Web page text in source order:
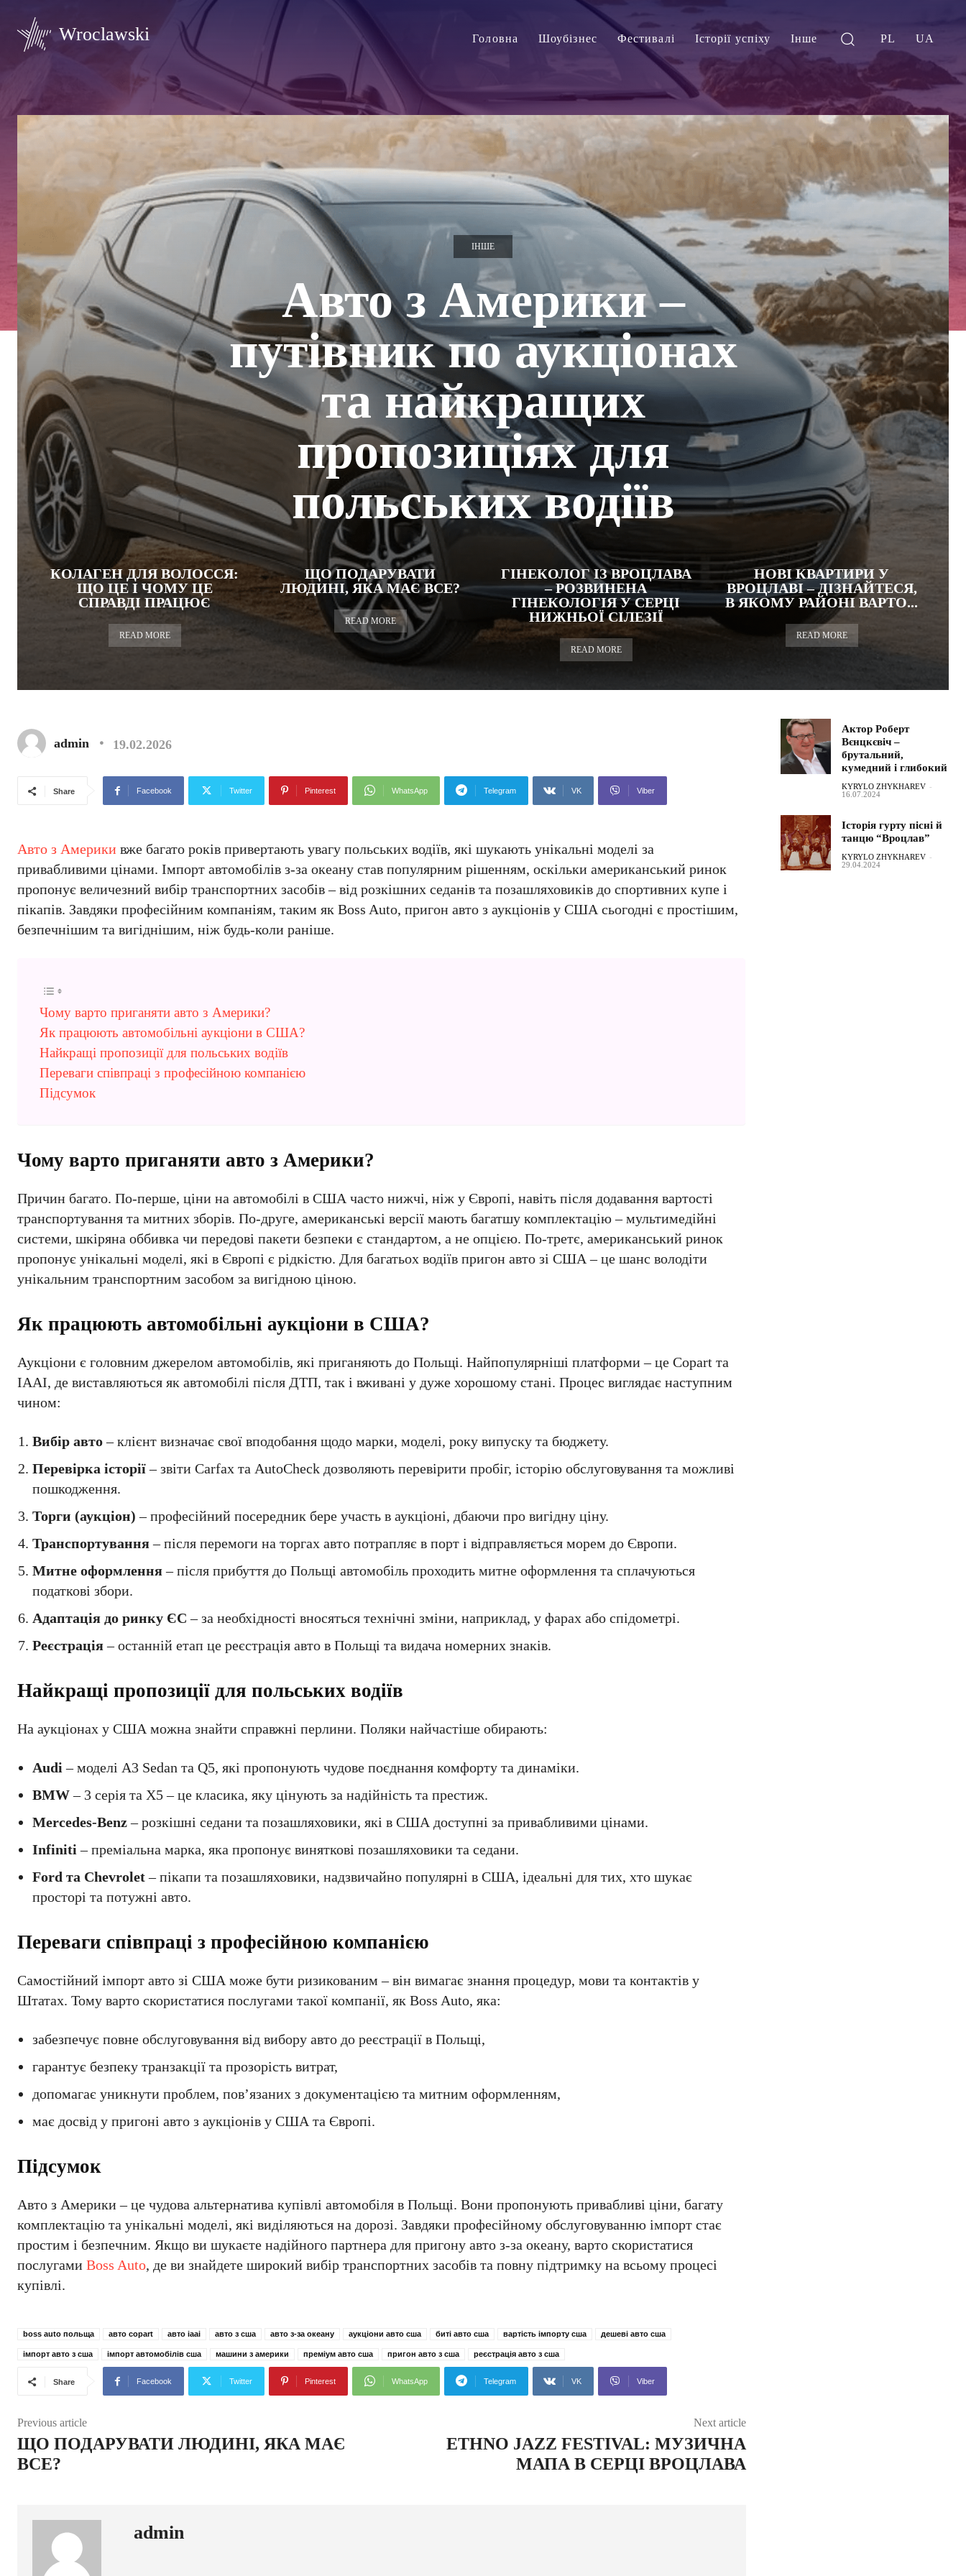
Wroclawski Головна Шоубізнес Фестивалі Історії успіху Інше PL UA
ІНШЕ
Авто з Америки –
путівник по аукціонах
та найкращих
пропозиціях для
польських водіїв
КОЛАГЕН ДЛЯ ВОЛОССЯ:
ЩО ЦЕ І ЧОМУ ЦЕ
СПРАВДІ ПРАЦЮЄ
READ MORE
ЩО ПОДАРУВАТИ
ЛЮДИНІ, ЯКА МАЄ ВСЕ?
READ MORE
ГІНЕКОЛОГ ІЗ ВРОЦЛАВА
– РОЗВИНЕНА
ГІНЕКОЛОГІЯ У СЕРЦІ
НИЖНЬОЇ СІЛЕЗІЇ
READ MORE
НОВІ КВАРТИРИ У
ВРОЦЛАВІ – ДІЗНАЙТЕСЯ,
В ЯКОМУ РАЙОНІ ВАРТО...
READ MORE
admin 19.02.2026
Share Facebook Twitter Pinterest WhatsApp Telegram VK Viber
Авто з Америки вже багато років привертають увагу польських водіїв, які шукають унікальні моделі за
привабливими цінами. Імпорт автомобілів з-за океану став популярним рішенням, оскільки американський ринок
пропонує величезний вибір транспортних засобів – від розкішних седанів та позашляховиків до спортивних купе і
пікапів. Завдяки професійним компаніям, таким як Boss Auto, пригон авто з аукціонів у США сьогодні є простішим,
безпечнішим та вигіднішим, ніж будь-коли раніше.
Чому варто приганяти авто з Америки?
Як працюють автомобільні аукціони в США?
Найкращі пропозиції для польських водіїв
Переваги співпраці з професійною компанією
Підсумок
Чому варто приганяти авто з Америки?
Причин багато. По-перше, ціни на автомобілі в США часто нижчі, ніж у Європі, навіть після додавання вартості
транспортування та митних зборів. По-друге, американські версії мають багатшу комплектацію – мультимедійні
системи, шкіряна оббивка чи передові пакети безпеки є стандартом, а не опцією. По-третє, американський ринок
пропонує унікальні моделі, які в Європі є рідкістю. Для багатьох водіїв пригон авто зі США – це шанс володіти
унікальним транспортним засобом за вигідною ціною.
Як працюють автомобільні аукціони в США?
Аукціони є головним джерелом автомобілів, які приганяють до Польщі. Найпопулярніші платформи – це Copart та
IAAI, де виставляються як автомобілі після ДТП, так і вживані у дуже хорошому стані. Процес виглядає наступним
чином:
Вибір авто– клієнт визначає свої вподобання щодо марки, моделі, року випуску та бюджету.
Перевірка історії– звіти Carfax та AutoCheck дозволяють перевірити пробіг, історію обслуговування та можливі
пошкодження.
Торги (аукціон) – професійний посередник бере участь в аукціоні, дбаючи про вигідну ціну.
Транспортування– після перемоги на торгах авто потрапляє в порт і відправляється морем до Європи.
Митне оформлення– після прибуття до Польщі автомобіль проходить митне оформлення та сплачуються
податкові збори.
Адаптація до ринку ЄС – за необхідності вносяться технічні зміни, наприклад, у фарах або спідометрі.
Реєстрація– останній етап це реєстрація авто в Польщі та видача номерних знаків.
Найкращі пропозиції для польських водіїв
На аукціонах у США можна знайти справжні перлини. Поляки найчастіше обирають:
Audi – моделі A3 Sedan та Q5, які пропонують чудове поєднання комфорту та динаміки.
BMW– 3 серія та X5 – це класика, яку цінують за надійність та престиж.
Mercedes-Benz– розкішні седани та позашляховики, які в США доступні за привабливими цінами.
Infiniti – преміальна марка, яка пропонує виняткові позашляховики та седани.
Ford та Chevrolet– пікапи та позашляховики, надзвичайно популярні в США, ідеальні для тих, хто шукає
просторі та потужні авто.
Переваги співпраці з професійною компанією
Самостійний імпорт авто зі США може бути ризикованим – він вимагає знання процедур, мови та контактів у
Штатах. Тому варто скористатися послугами такої компанії, як Boss Auto, яка:
забезпечує повне обслуговування від вибору авто до реєстрації в Польщі,
гарантує безпеку транзакції та прозорість витрат,
допомагає уникнути проблем, пов’язаних з документацією та митним оформленням,
має досвід у пригоні авто з аукціонів у США та Європі.
Підсумок
Авто з Америки – це чудова альтернатива купівлі автомобіля в Польщі. Вони пропонують привабливі ціни, багату
комплектацію та унікальні моделі, які виділяються на дорозі. Завдяки професійному обслуговуванню імпорт стає
простим і безпечним. Якщо ви шукаєте надійного партнера для пригону авто з-за океану, варто скористатися
послугами Boss Auto, де ви знайдете широкий вибір транспортних засобів та повну підтримку на всьому процесі
купівлі.
boss auto польща авто copart авто iaai авто з сша авто з-за океану аукціони авто сша биті авто сша вартість імпорту сша дешеві авто сша
імпорт авто з сша імпорт автомобілів сша машини з америки преміум авто сша пригон авто з сша реєстрація авто з сша
Share Facebook Twitter Pinterest WhatsApp Telegram VK Viber
Previous article
ЩО ПОДАРУВАТИ ЛЮДИНІ, ЯКА МАЄ
ВСЕ?
Next article
ETHNO JAZZ FESTIVAL: МУЗИЧНА
МАПА В СЕРЦІ ВРОЦЛАВА
admin
Актор Роберт
Вєнцкєвіч –
брутальний,
кумедний і глибокий
KYRYLO ZHYKHAREV -
16.07.2024
Історія гурту пісні й
танцю “Вроцлав”
KYRYLO ZHYKHAREV -
29.04.2024